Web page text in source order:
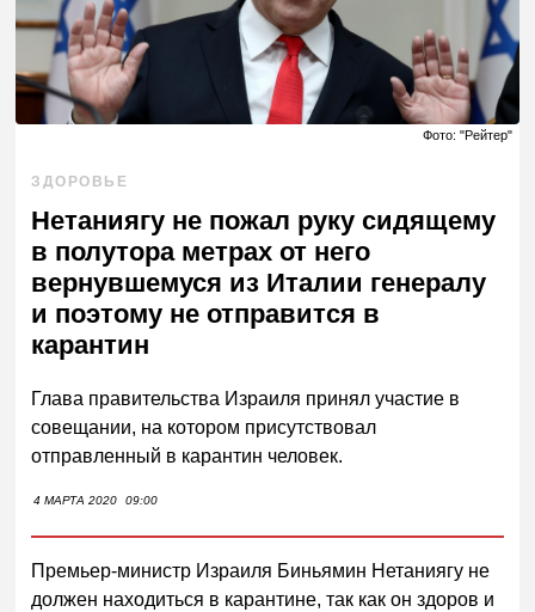
Фото: "Рейтер"
ЗДОРОВЬЕ
Нетаниягу не пожал руку сидящему
в полутора метрах от него
вернувшемуся из Италии генералу
и поэтому не отправится в
карантин
Глава правительства Израиля принял участие в
совещании, на котором присутствовал
отправленный в карантин человек.
4 МАРТА 2020 09:00
Премьер-министр Израиля Биньямин Нетаниягу не
должен находиться в карантине, так как он здоров и